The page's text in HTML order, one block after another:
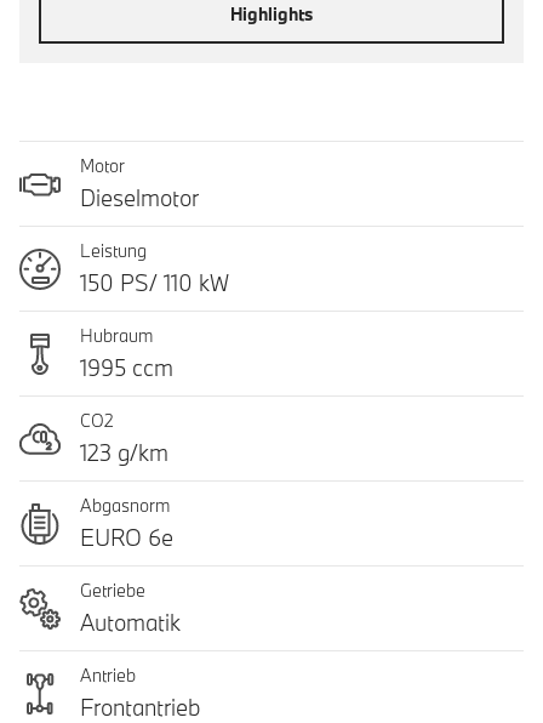
Highlights
Motor
Dieselmotor
Leistung
150 PS/ 110 kW
Hubraum
1995 ccm
CO2
123 g/km
Abgasnorm
EURO 6e
Getriebe
Automatik
Antrieb
Frontantrieb